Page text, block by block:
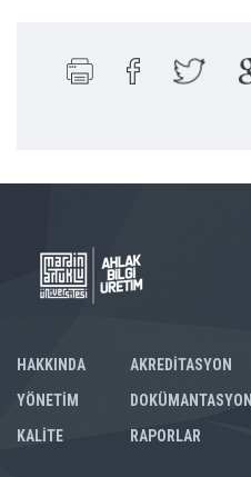
HAKKINDA
YÖNETİM
KALİTE
AKREDİTASYON
DOKÜMANTASYON
RAPORLAR